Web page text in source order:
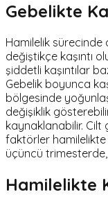
Gebelikte
Hamilelik
değiştikçe kaşıntı
şiddetli kaşıntılar
Gebelik boyunca
bölgesinde
değişiklik
kaynaklanabilir. Cilt
faktörler hamilelikte
üçüncü
Hamilelikte